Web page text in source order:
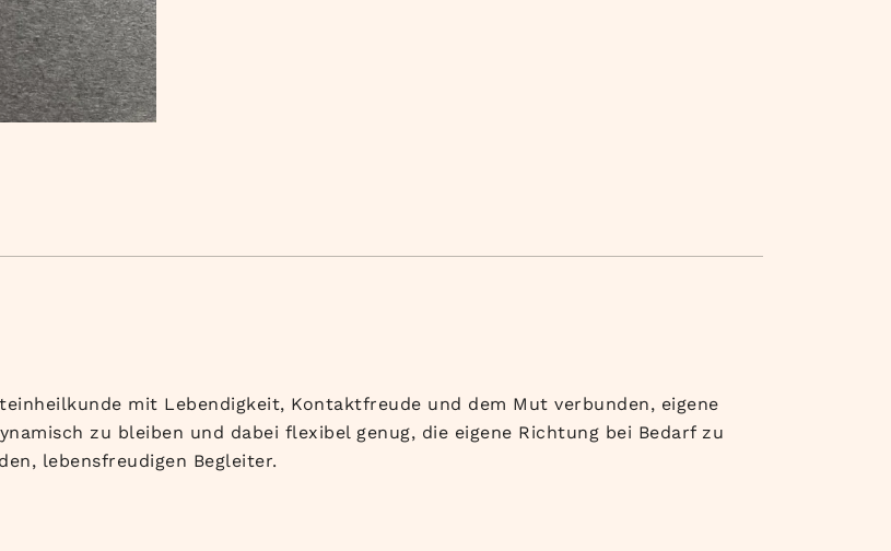
mit Lebendigkeit, Kontaktfreude und dem Mut verbunden, eigene
zu bleiben und dabei flexibel genug, die eigene Richtung bei Bedarf zu
lebensfreudigen Begleiter.